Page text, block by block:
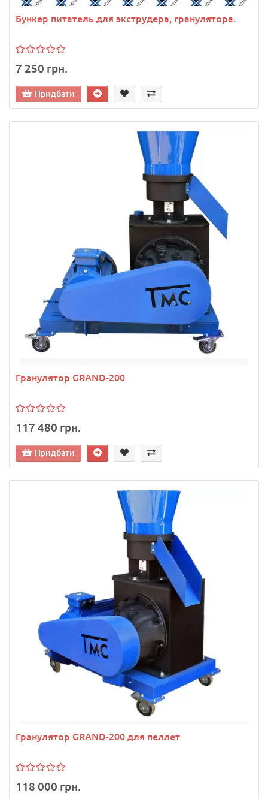
Бункер питатель для экструдера, гранулятора.
7 250 грн.
Придбати
Гранулятор GRAND-200
117 480 грн.
Придбати
Гранулятор GRAND-200 для пеллет
118 000 грн.